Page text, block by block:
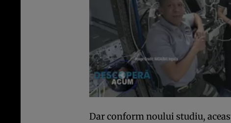
Dar conform noului studiu,